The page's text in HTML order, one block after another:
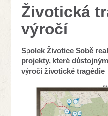
Životická
výročí
Spolek Životice Sobě
projekty, které
výročí životické tragédie